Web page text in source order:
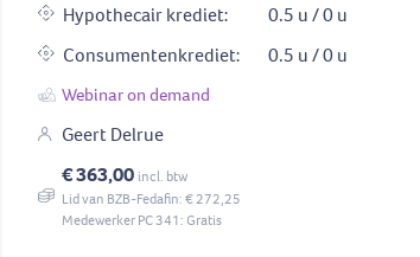
Hypothecair krediet:
0.5 u / 0 u
Consumentenkrediet:
0.5 u / 0 u
Webinar on demand
Geert Delrue
€ 363,00 incl. btw
Lid van BZB-Fedafin: € 272,25
Medewerker PC 341: Gratis